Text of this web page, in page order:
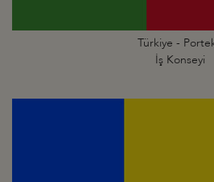
Türkiye -
İş Konseyi